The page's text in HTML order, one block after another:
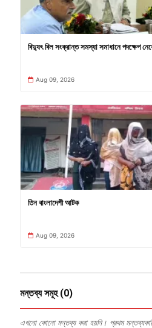
বিদ্যুৎ বিল সংক্রান্ত সমস্যা সমাধানে পদক্ষেপ
Aug 09, 2026
তিন বাংলাদেশী আটক
Aug 09, 2026
মন্তব্য সমূহ (0)
এখনো কোনো মন্তব্য করা হয়নি। প্রথম